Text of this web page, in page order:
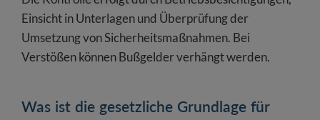
Einsicht in Unterlagen und Überprüfung der
Umsetzung von Sicherheitsmaßnahmen. Bei
Verstößen können Bußgelder verhängt werden.
Was ist die gesetzliche Grundlage für